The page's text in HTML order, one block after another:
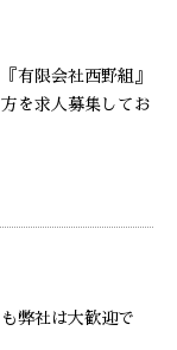
有限会社西野組』
を求人募集してお
弊社は大歓迎で